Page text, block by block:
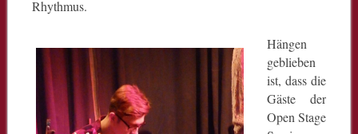
Rhythmus.
Hängen
geblieben
ist, dass die
Gäste der
Open Stage